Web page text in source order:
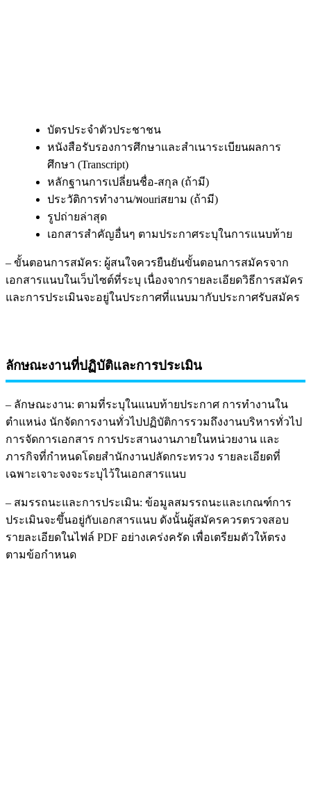
บัตรประจำตัวประชาชน
หนังสือรับรองการศึกษาและสำเนาระเบียนผลการ
ศึกษา (Transcript)
หลักฐานการเปลี่ยนชื่อ-สกุล (ถ้ามี)
ประวัติการทำงาน/พouriสยาม (ถ้ามี)
รูปถ่ายล่าสุด
เอกสารสำคัญอื่นๆ ตามประกาศระบุในการแนบท้าย
– ขั้นตอนการสมัคร: ผู้สนใจควรยืนยันขั้นตอนการสมัครจาก
เอกสารแนบในเว็บไซต์ที่ระบุ เนื่องจากรายละเอียดวิธีการสมัคร
และการประเมินจะอยู่ในประกาศที่แนบมากับประกาศรับสมัคร
ลักษณะงานที่ปฏิบัติและการประเมิน
– ลักษณะงาน: ตามที่ระบุในแนบท้ายประกาศ การทำงานใน
ตำแหน่ง นักจัดการงานทั่วไปปฏิบัติการรวมถึงงานบริหารทั่วไป
การจัดการเอกสาร การประสานงานภายในหน่วยงาน และ
ภารกิจที่กำหนดโดยสำนักงานปลัดกระทรวง รายละเอียดที่
เฉพาะเจาะจงจะระบุไว้ในเอกสารแนบ
– สมรรถนะและการประเมิน: ข้อมูลสมรรถนะและเกณฑ์การ
ประเมินจะขึ้นอยู่กับเอกสารแนบ ดังนั้นผู้สมัครควรตรวจสอบ
รายละเอียดในไฟล์ PDF อย่างเคร่งครัด เพื่อเตรียมตัวให้ตรง
ตามข้อกำหนด